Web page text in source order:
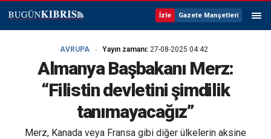
İzle Gazete Manşetleri
AVRUPA Yayın zamanı: 27-08-2025 04:42
Almanya Başbakanı Merz:
“Filistin devletini şimdilik
tanımayacağız”
Merz, Kanada veya Fransa gibi diğer ülkelerin aksine